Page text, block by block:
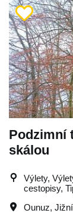
Podzimní
skálou
Výlety,
cestopisy,
Ounuz,